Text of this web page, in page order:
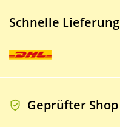
Schnelle Lieferung
Geprüfter Shop